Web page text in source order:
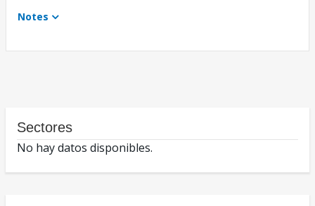
Notes
Sectores
No hay datos disponibles.